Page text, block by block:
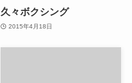
久々ボクシング
2015年4月18日